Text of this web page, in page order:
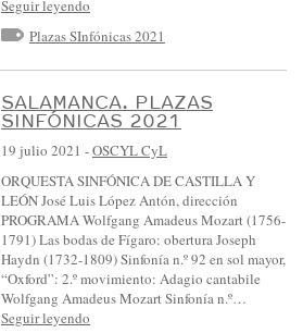
Seguir leyendo
Plazas SInfónicas 2021
SALAMANCA. PLAZAS
SINFÓNICAS 2021
19 julio 2021 -OSCYL CyL
ORQUESTA SINFÓNICA DE CASTILLA Y
LEÓN José Luis López Antón, dirección
PROGRAMA Wolfgang Amadeus Mozart (1756-
1791) Las bodas de Fígaro: obertura Joseph
Haydn (1732-1809) Sinfonía n.º 92 en sol mayor,
“Oxford”: 2.º movimiento: Adagio cantabile
Wolfgang Amadeus Mozart Sinfonía n.º…
Seguir leyendo